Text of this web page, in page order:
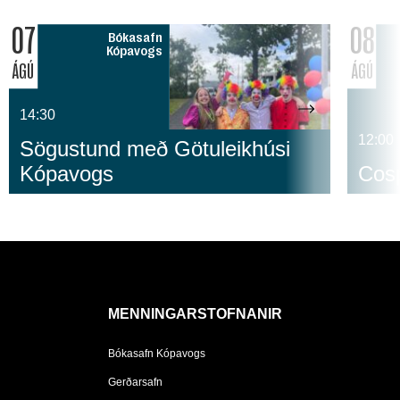
07
ÁGÚ
Bókasafn
Kópavogs
14:30
Sögustund með Götuleikhúsi
Kópavogs
08
ÁGÚ
12:00
MENNINGARSTOFNANIR
Bókasafn Kópavogs
Gerðarsafn